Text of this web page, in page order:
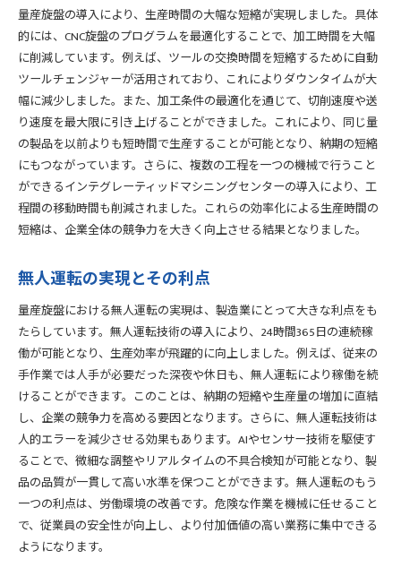
量産旋盤の導入により、生産時間の大幅な短縮が実現しました。具体
的には、CNC旋盤のプログラムを最適化することで、加工時間を大幅
に削減しています。例えば、ツールの交換時間を短縮するために自動
ツールチェンジャーが活用されており、これによりダウンタイムが大
幅に減少しました。また、加工条件の最適化を通じて、切削速度や送
り速度を最大限に引き上げることができました。これにより、同じ量
の製品を以前よりも短時間で生産することが可能となり、納期の短縮
にもつながっています。さらに、複数の工程を一つの機械で行うこと
ができるインテグレーティッドマシニングセンターの導入により、工
程間の移動時間も削減されました。これらの効率化による生産時間の
短縮は、企業全体の競争力を大きく向上させる結果となりました。
無人運転の実現とその利点
量産旋盤における無人運転の実現は、製造業にとって大きな利点をも
たらしています。無人運転技術の導入により、24時間365日の連続稼
働が可能となり、生産効率が飛躍的に向上しました。例えば、従来の
手作業では人手が必要だった深夜や休日も、無人運転により稼働を続
けることができます。このことは、納期の短縮や生産量の増加に直結
し、企業の競争力を高める要因となります。さらに、無人運転技術は
人的エラーを減少させる効果もあります。AIやセンサー技術を駆使す
ることで、微細な調整やリアルタイムの不具合検知が可能となり、製
品の品質が一貫して高い水準を保つことができます。無人運転のもう
一つの利点は、労働環境の改善です。危険な作業を機械に任せること
で、従業員の安全性が向上し、より付加価値の高い業務に集中できる
ようになります。